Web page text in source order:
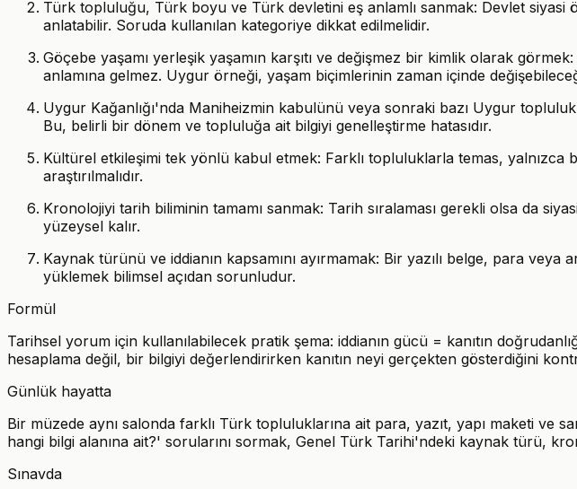
Türk topluluğu, Türk boyu ve Türk devletini eş anlamlı sanmak: Devlet siyasi
anlatabilir. Soruda kullanılan kategoriye dikkat edilmelidir.
Göçebe yaşamı yerleşik yaşamın karşıtı ve değişmez bir kimlik olarak
anlamına gelmez. Uygur örneği, yaşam biçimlerinin zaman içinde
Uygur Kağanlığı'nda Maniheizmin kabulünü veya sonraki bazı Uygur
Bu, belirli bir dönem ve topluluğa ait bilgiyi genelleştirme hatasıdır.
Kültürel etkileşimi tek yönlü kabul etmek: Farklı topluluklarla temas, yalnızca
araştırılmalıdır.
Kronolojiyi tarih biliminin tamamı sanmak: Tarih sıralaması gerekli olsa da
yüzeysel kalır.
Kaynak türünü ve iddianın kapsamını ayırmamak: Bir yazılı belge, para
yüklemek bilimsel açıdan sorunludur.
Formül
Tarihsel yorum için kullanılabilecek pratik şema: iddianın gücü = kanıtın
hesaplama değil, bir bilgiyi değerlendirirken kanıtın neyi gerçekten gösterdiğini
Günlük hayatta
Bir müzede aynı salonda farklı Türk topluluklarına ait para, yazıt, yapı maketi
hangi bilgi alanına ait?' sorularını sormak, Genel Türk Tarihi'ndeki kaynak türü,
Sınavda